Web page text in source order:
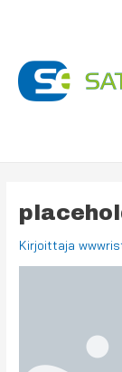
Kirjoittaja